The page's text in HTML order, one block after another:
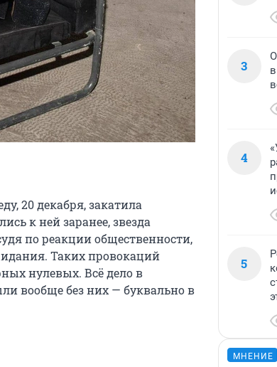
20 декабря, закатила
к ней заранее, звезда
по реакции общественности,
Таких провокаций
нулевых. Всё дело в
вообще без них — буквально в
3
4
5
МНЕНИЕ